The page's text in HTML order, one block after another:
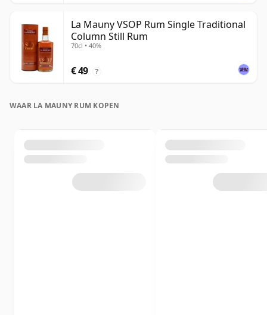
La Mauny VSOP Rum Single Traditional
Column Still Rum
70cl • 40%
€ 49 ?
WAAR LA MAUNY RUM KOPEN